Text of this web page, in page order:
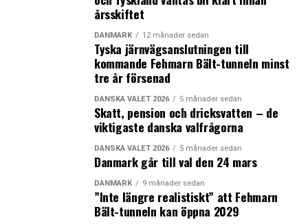
Men det finns en ny utmanare. Det nya partiet Nye
Borgerlige samlade namnunderskrifter under
Folkemötet. Enligt en opinionsmätning som Norstat
gjort för Altinget kan 6 procent tänka sig att rösta på
det nya partiet och i förra veckan gjorde Voxmeter en
opinionsmätning för Ritzau där runt 10 procent av de
tillfrågade kunde tänka sig att rösta på Nye Borgerlige.
Enligt denna mätning svarade även 17,7 procent att de
kan tänka sig att rösta på ett parti med mer restriktiv
flykting- och invandringspolitik än Dansk Folkeparti.
Och det är just det Nye Borgerlige erbjuder samtidigt
som de har en borgerlig ekonomisk politik.
årsskiftet
DANMARK 12 månader sedan
Tyska järnvägsanslutningen till
kommande Fehmarn Bält-tunneln minst
tre år försenad
DANSKA VALET 2026 5 månader sedan
Skatt, pension och dricksvatten – de
viktigaste danska valfrågorna
DANSKA VALET 2026 5 månader sedan
Danmark går till val den 24 mars
DANMARK 9 månader sedan
”Inte längre realistiskt” att Fehmarn
Bält-tunneln kan öppna 2029